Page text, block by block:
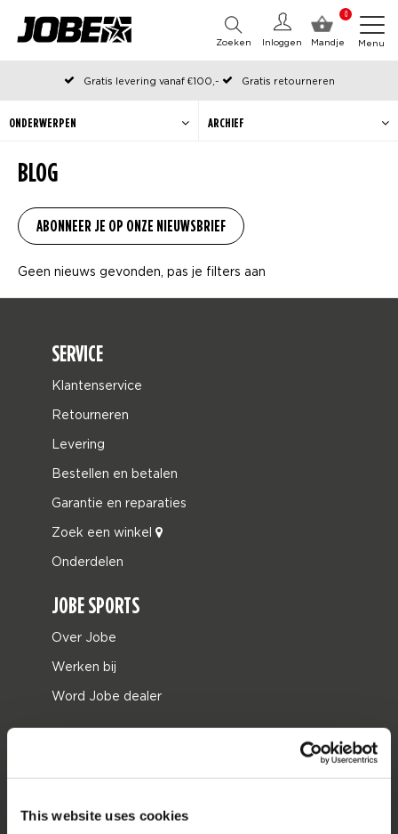
This website uses cookies
0
Mandje
Inloggen
Zoeken Menu
Gratis levering vanaf €100,-
Gratis retourneren
Officiële Jobe webshop
Op werkdagen voor 12:00 uur besteld, dezelfde dag verzonden
BLOG
ONDERWERPEN ARCHIEF
Geen nieuws gevonden, pas je filters aan
SERVICE
Klantenservice
Retourneren
Levering
Bestellen en betalen
Garantie en reparaties
Zoek een winkel
Onderdelen
JOBE SPORTS
Over Jobe
Werken bij
Word Jobe dealer
Funtubes